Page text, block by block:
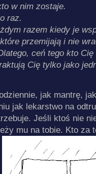
w nim zostaje.
raz.
razem kiedy je
przemijają i nie
ceń tego kto
Cię tylko jako
jak mantrę,
jak lekarstwo na
Jeśli ktoś nie
mu na tobie. Kto za